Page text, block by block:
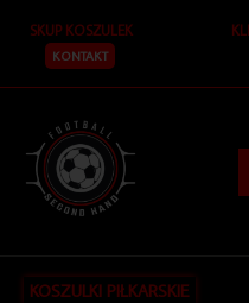
treści
SKUP KOSZULEK
KONTAKT
KOSZULKI PIŁKARSKIE